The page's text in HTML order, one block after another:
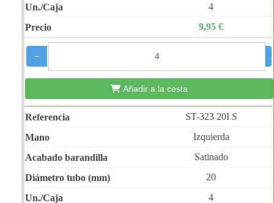
4
9,95 €
−
Añadir a la cesta
ST-323 20I S
Izquierda
Satinado
20
4